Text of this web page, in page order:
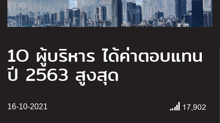
1O ผู้บริหาร ได้ค่าตอบแทน
ปี 2563 สูงสุด
16-10-2021 17,902